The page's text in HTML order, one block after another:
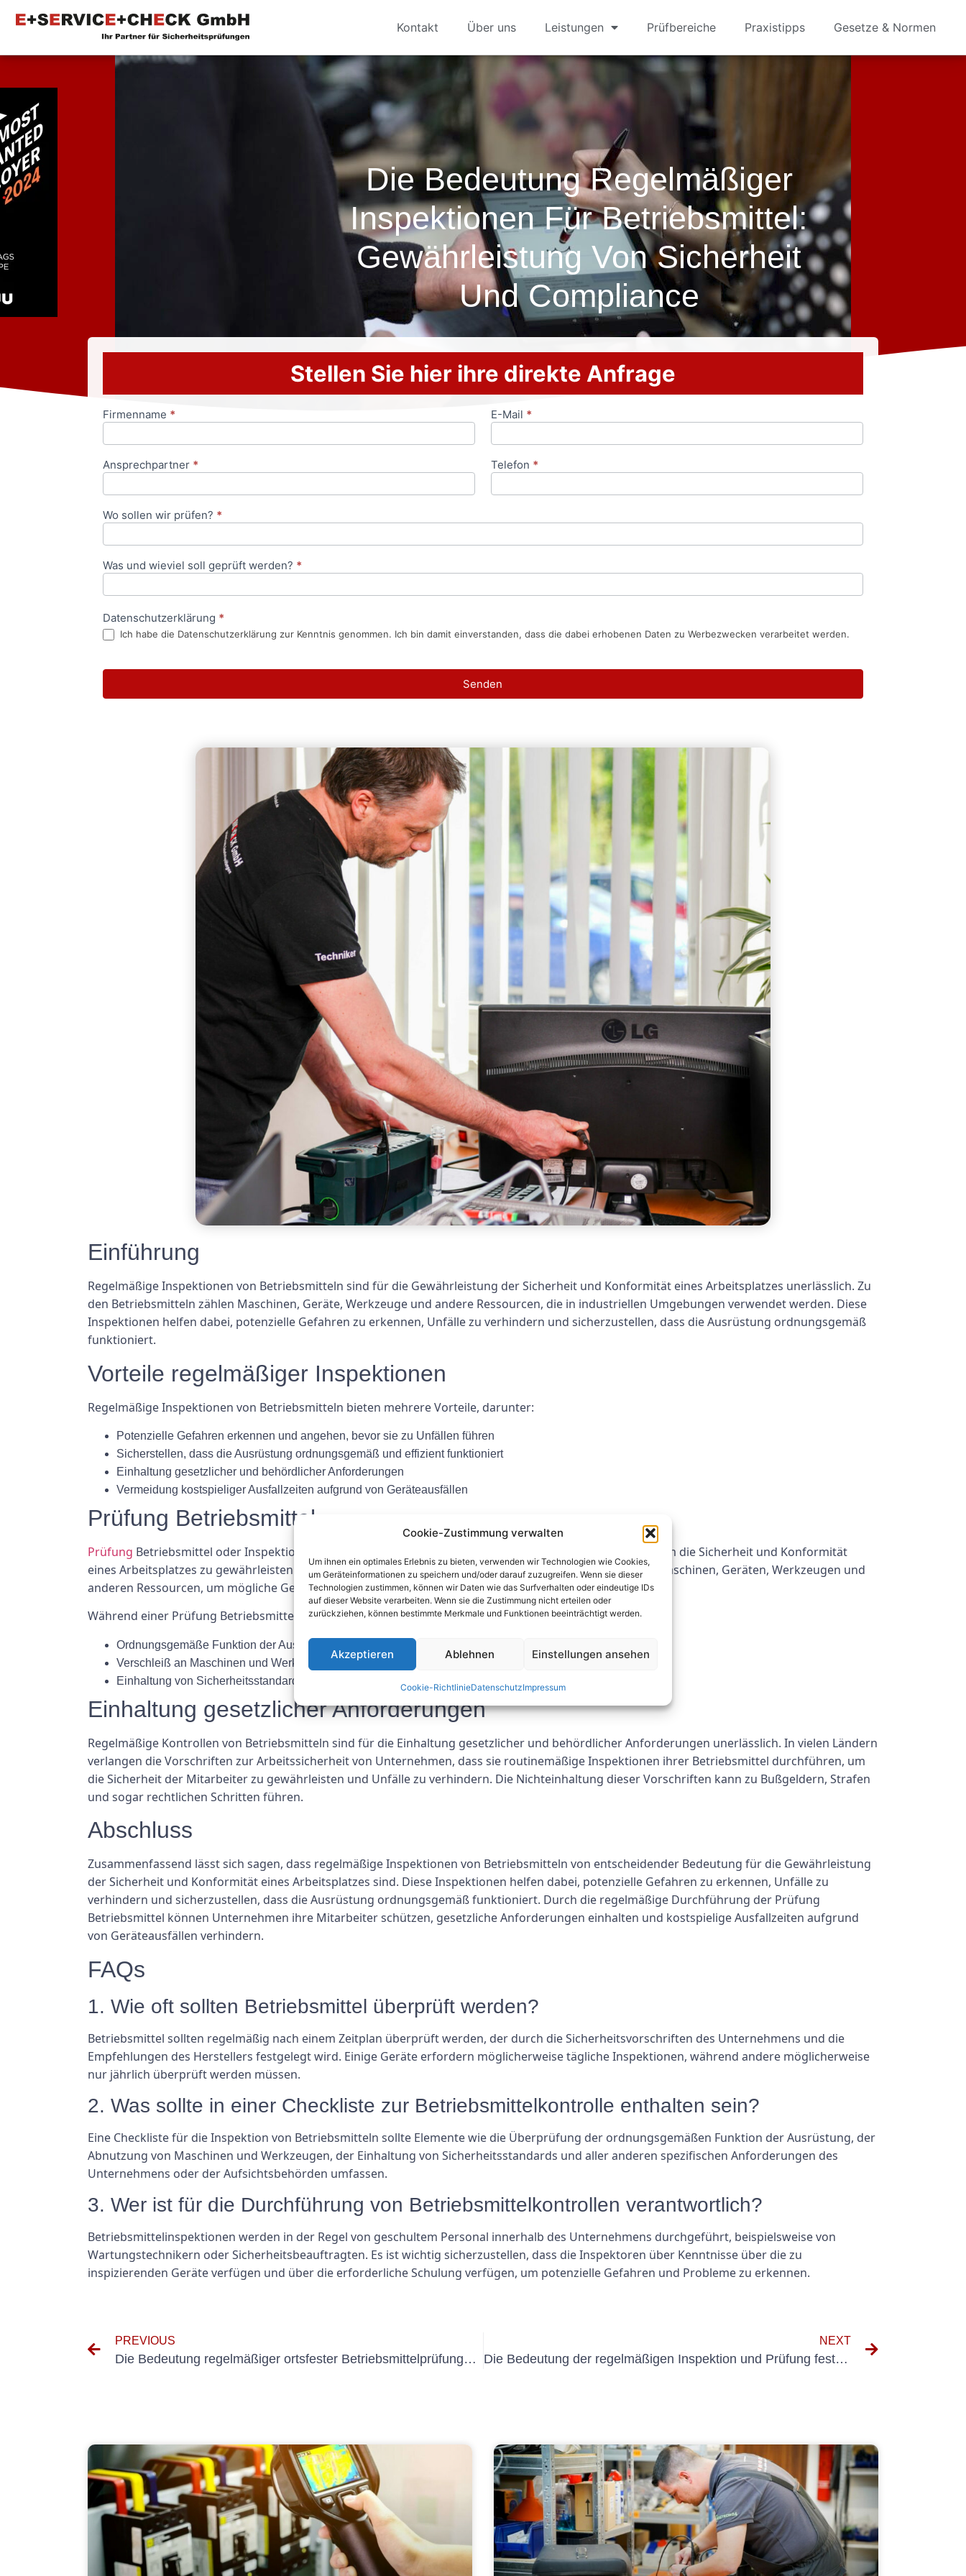
Cookie-Zustimmung verwalten
Um ihnen ein optimales Erlebnis zu bieten, verwenden wir Technologien wie Cookies,
um Geräteinformationen zu speichern und/oder darauf zuzugreifen. Wenn sie dieser
Technologien zustimmen, können wir Daten wie das Surfverhalten oder eindeutige IDs
auf dieser Website verarbeiten. Wenn sie die Zustimmung nicht erteilen oder
zurückziehen, können bestimmte Merkmale und Funktionen beeinträchtigt werden.
Akzeptieren Ablehnen Einstellungen ansehen
Cookie-RichtlinieDatenschutzImpressum
Kontakt Über uns Leistungen Prüfbereiche Praxistipps Gesetze & Normen
Die Bedeutung Regelmäßiger
Inspektionen Für Betriebsmittel:
Gewährleistung Von Sicherheit
Und Compliance
Stellen Sie hier ihre direkte Anfrage
Anfrageformular
Firmenname * E-Mail *
Ansprechpartner * Telefon *
Wo sollen wir prüfen? *
Was und wieviel soll geprüft werden? *
Datenschutzerklärung *
Ich habe die Datenschutzerklärung zur Kenntnis genommen. Ich bin damit einverstanden, dass die dabei erhobenen Daten zu Werbezwecken verarbeitet werden.
Senden
Einführung
Regelmäßige Inspektionen von Betriebsmitteln sind für die Gewährleistung der Sicherheit und Konformität eines Arbeitsplatzes unerlässlich. Zu
den Betriebsmitteln zählen Maschinen, Geräte, Werkzeuge und andere Ressourcen, die in industriellen Umgebungen verwendet werden. Diese
Inspektionen helfen dabei, potenzielle Gefahren zu erkennen, Unfälle zu verhindern und sicherzustellen, dass die Ausrüstung ordnungsgemäß
funktioniert.
Vorteile regelmäßiger Inspektionen
Regelmäßige Inspektionen von Betriebsmitteln bieten mehrere Vorteile, darunter:
Potenzielle Gefahren erkennen und angehen, bevor sie zu Unfällen führen
Sicherstellen, dass die Ausrüstung ordnungsgemäß und effizient funktioniert
Einhaltung gesetzlicher und behördlicher Anforderungen
Vermeidung kostspieliger Ausfallzeiten aufgrund von Geräteausfällen
Prüfung Betriebsmittel
Prüfung Betriebsmittel oder Inspektionen von Betriebsmitteln sollten regelmäßig durchgeführt werden, um die Sicherheit und Konformität
eines Arbeitsplatzes zu gewährleisten. Diese Inspektionen umfassen eine gründliche Untersuchung von Maschinen, Geräten, Werkzeugen und
anderen Ressourcen, um mögliche Gefahren oder Probleme zu identifizieren.
Während einer Prüfung Betriebsmittel prüfen die Prüfer Folgendes:
Ordnungsgemäße Funktion der Ausrüstung
Verschleiß an Maschinen und Werkzeugen
Einhaltung von Sicherheitsstandards und -vorschriften
Einhaltung gesetzlicher Anforderungen
Regelmäßige Kontrollen von Betriebsmitteln sind für die Einhaltung gesetzlicher und behördlicher Anforderungen unerlässlich. In vielen Ländern
verlangen die Vorschriften zur Arbeitssicherheit von Unternehmen, dass sie routinemäßige Inspektionen ihrer Betriebsmittel durchführen, um
die Sicherheit der Mitarbeiter zu gewährleisten und Unfälle zu verhindern. Die Nichteinhaltung dieser Vorschriften kann zu Bußgeldern, Strafen
und sogar rechtlichen Schritten führen.
Abschluss
Zusammenfassend lässt sich sagen, dass regelmäßige Inspektionen von Betriebsmitteln von entscheidender Bedeutung für die Gewährleistung
der Sicherheit und Konformität eines Arbeitsplatzes sind. Diese Inspektionen helfen dabei, potenzielle Gefahren zu erkennen, Unfälle zu
verhindern und sicherzustellen, dass die Ausrüstung ordnungsgemäß funktioniert. Durch die regelmäßige Durchführung der Prüfung
Betriebsmittel können Unternehmen ihre Mitarbeiter schützen, gesetzliche Anforderungen einhalten und kostspielige Ausfallzeiten aufgrund
von Geräteausfällen verhindern.
FAQs
1. Wie oft sollten Betriebsmittel überprüft werden?
Betriebsmittel sollten regelmäßig nach einem Zeitplan überprüft werden, der durch die Sicherheitsvorschriften des Unternehmens und die
Empfehlungen des Herstellers festgelegt wird. Einige Geräte erfordern möglicherweise tägliche Inspektionen, während andere möglicherweise
nur jährlich überprüft werden müssen.
2. Was sollte in einer Checkliste zur Betriebsmittelkontrolle enthalten sein?
Eine Checkliste für die Inspektion von Betriebsmitteln sollte Elemente wie die Überprüfung der ordnungsgemäßen Funktion der Ausrüstung, der
Abnutzung von Maschinen und Werkzeugen, der Einhaltung von Sicherheitsstandards und aller anderen spezifischen Anforderungen des
Unternehmens oder der Aufsichtsbehörden umfassen.
3. Wer ist für die Durchführung von Betriebsmittelkontrollen verantwortlich?
Betriebsmittelinspektionen werden in der Regel von geschultem Personal innerhalb des Unternehmens durchgeführt, beispielsweise von
Wartungstechnikern oder Sicherheitsbeauftragten. Es ist wichtig sicherzustellen, dass die Inspektoren über Kenntnisse über die zu
inspizierenden Geräte verfügen und über die erforderliche Schulung verfügen, um potenzielle Gefahren und Probleme zu erkennen.
PREVIOUS
Die Bedeutung regelmäßiger ortsfester Betriebsmittelprüfungen für die Sicherheit am Arbeitsplatz
NEXT
Die Bedeutung der regelmäßigen Inspektion und Prüfung fester elektrischer Anlagen: Ein Leitfaden zum Prüfprotokoll Ortsteile Elektrische Anlagen